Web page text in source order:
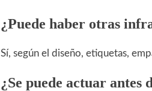
¿Puede haber otras
Sí, según el diseño, etiquetas,
¿Se puede actuar antes